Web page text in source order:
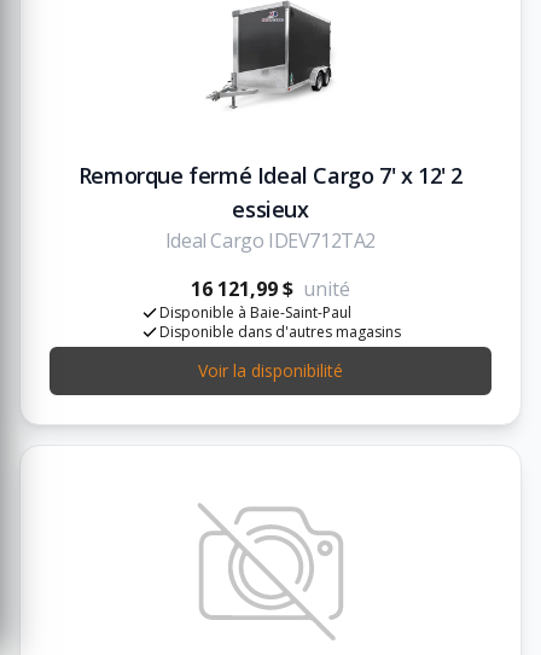
Remorque fermé Ideal Cargo 7' x 12' 2
essieux
Ideal Cargo IDEV712TA2
16 121,99 $ unité
Disponible à Baie-Saint-Paul
Disponible dans d'autres magasins
Voir la disponibilité